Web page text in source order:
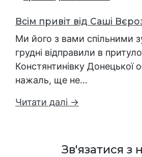
Всім привіт від Саші
Ми його з вами спільними
грудні відправили в
Констянтинівку Донецької
нажаль, ще не…
Читати далі →
Зв'язатися з